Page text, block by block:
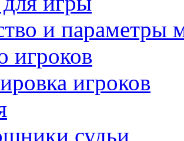
и параметры
игроков
игроков
судьи